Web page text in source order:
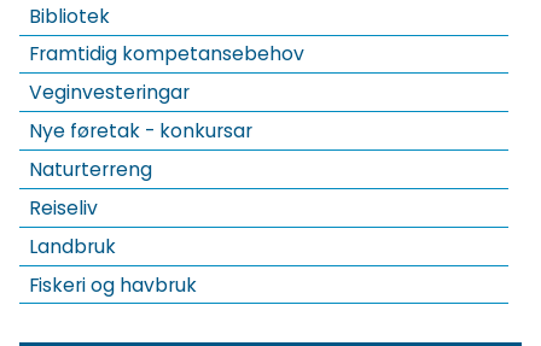
Bibliotek
Framtidig kompetansebehov
Veginvesteringar
Nye føretak - konkursar
Naturterreng
Reiseliv
Landbruk
Fiskeri og havbruk